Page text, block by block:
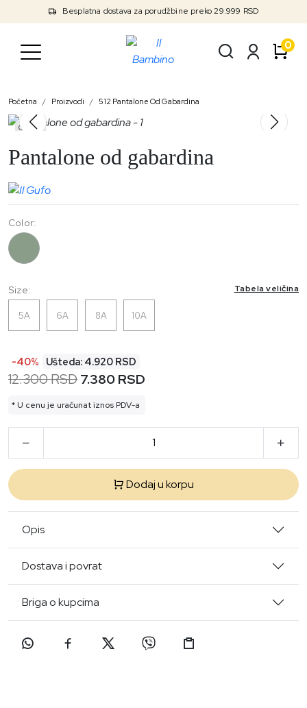
Besplatna dostava za porudžbine preko 29.999 RSD
0
Početna Proizvodi 512 Pantalone Od Gabardina
Outlet
Pantalone od gabardina
Size: Tabela veličina
5A 6A 8A 10A
Color:
-40% Ušteda: 4.920 RSD
12.300 RSD7.380 RSD
* U cenu je uračunat iznos PDV-a
Dodaj u korpu
Opis
Dostava i povrat
Briga o kupcima